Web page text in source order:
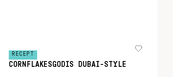
RECEPT
CORNFLAKESGODIS DUBAI-STYLE